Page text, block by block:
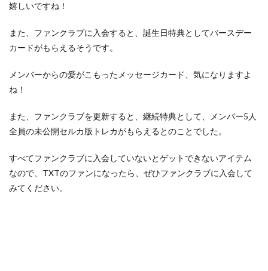
嬉しいですね！
また、ファンクラブに入会すると、誕生日特典としてバースデー
カードがもらえるそうです。
メンバーからの愛がこもったメッセージカード、気になりますよ
ね！
また、ファンクラブを更新すると、継続特典として、メンバー5人
全員の未公開セルカ版トレカがもらえるとのことでした。
すべてファンクラブに入会していないとゲットできないアイテム
なので、TXTのファンになったら、ぜひファンクラブに入会して
みてください。